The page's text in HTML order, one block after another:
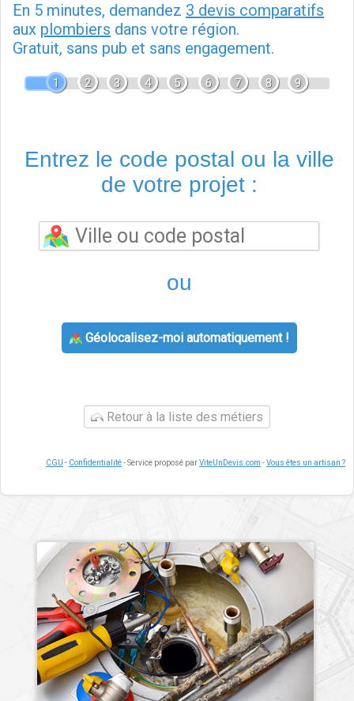
En 5 minutes, demandez 3 devis comparatifs
aux plombiers dans votre région.
Gratuit, sans pub et sans engagement.
1 2 3 4 5 6 7 8 9
Entrez le code postal ou la ville
de votre projet :
ou
Géolocalisez-moi automatiquement !
Retour à la liste des métiers
CGU - Confidentialité- Service proposé parViteUnDevis.com -Vous êtes un artisan ?